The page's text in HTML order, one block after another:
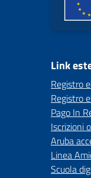
Link
Registro
Registro
Pago In
Iscrizioni
Aruba
Linea
Scuola